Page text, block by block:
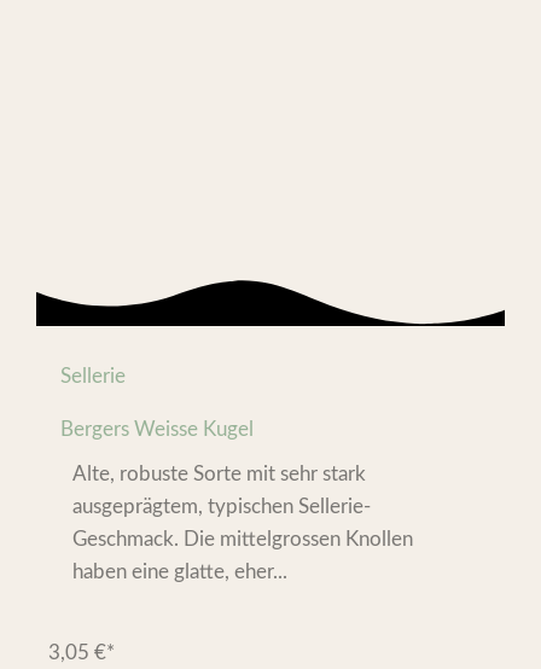
Sellerie
Bergers Weisse Kugel
Alte, robuste Sorte mit sehr stark
ausgeprägtem, typischen Sellerie-
Geschmack. Die mittelgrossen Knollen
haben eine glatte, eher...
3,05 €*